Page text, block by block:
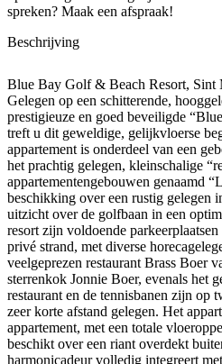
spreken? Maak een afspraak!
Beschrijving
Blue Bay Golf & Beach Resort,
Gelegen op een schitterende,
prestigieuze en goed beveiligde
treft u dit geweldige, gelijkvloerse
appartement is onderdeel van een
het prachtig gelegen, kleinschalige
appartementengebouwen genaamd
beschikking over een rustig gelegen
uitzicht over de golfbaan in een
resort zijn voldoende
privé strand, met diverse
veelgeprezen restaurant Brass Boer
sterrenkok Jonnie Boer, evenals het
restaurant en de tennisbanen zijn op
zeer korte afstand gelegen. Het
appartement, met een totale
beschikt over een riant overdekt
harmonicadeur volledig integreert